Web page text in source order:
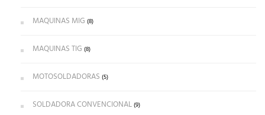
MAQUINAS MIG (8)
MAQUINAS TIG (8)
MOTOSOLDADORAS (5)
SOLDADORA CONVENCIONAL(9)